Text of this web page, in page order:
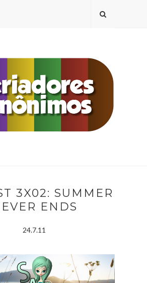
3X02: SUMMER
ENDS
24.7.11